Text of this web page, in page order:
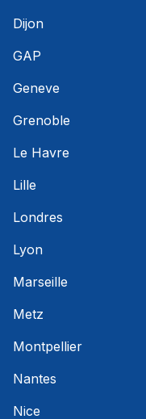
Dijon
GAP
Geneve
Grenoble
Le Havre
Lille
Londres
Lyon
Marseille
Metz
Montpellier
Nantes
Nice